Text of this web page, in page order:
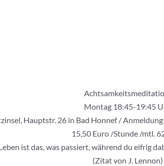
Montag 18:45-19:45
Hauptstr. 26 in Bad Honnef /
15,50 Euro /Stunde /mtl.
ist das, was passiert, während du eifrig
(Zitat von J. Lennon)